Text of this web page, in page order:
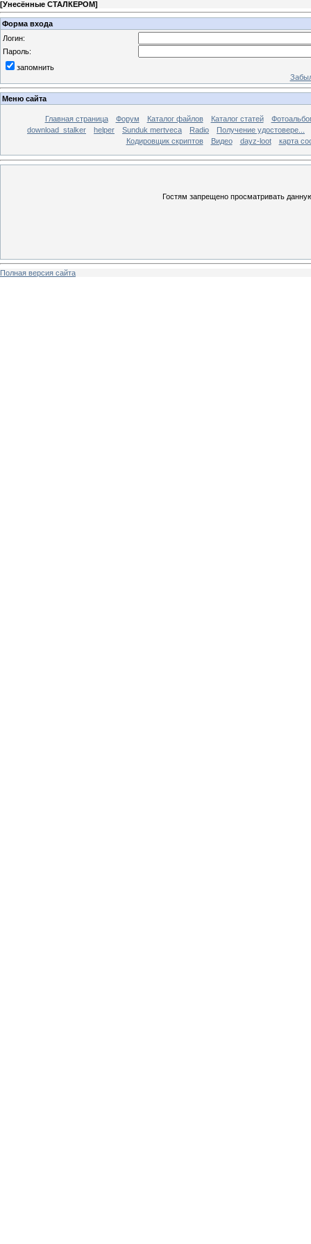
[Унесённые СТАЛКЕРОМ]
Форма входа
Логин:
Пароль:
запомнить
Меню сайта
Главная страница Форум Каталог файлов Каталог статей
download_stalker
helper Sunduk mertveca Radio
Получение удостовере...
Кодировщик скриптов
Видео dayz-loot карта
Гостям запрещено просматривать
Полная версия сайта